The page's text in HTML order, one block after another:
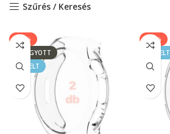
Szűrés / Keresés
-20%
ELFOGYOTT
KIEMELT
-20%
KIEMELT